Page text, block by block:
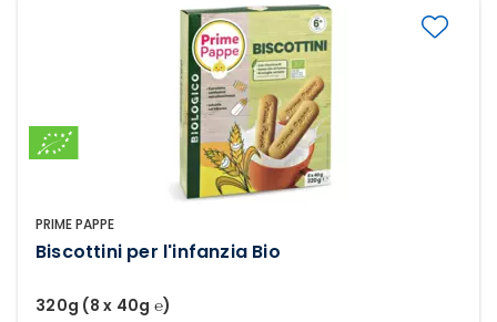
PRIME PAPPE
Biscottini per l'infanzia Bio
320g (8 x 40g ℮)